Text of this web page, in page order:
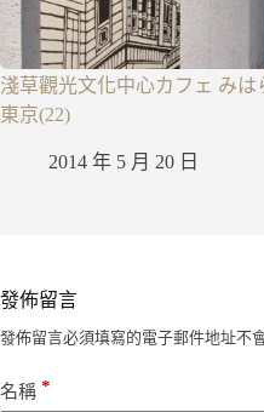
淺草觀光文化中心カフェ み
東京(22)
2014 年 5 月 20 日
發佈留言
發佈留言必須填寫的電子郵件地址不
名稱 *